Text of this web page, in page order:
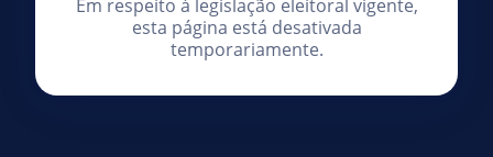
Em respeito à legislação eleitoral vigente,
esta página está desativada
temporariamente.